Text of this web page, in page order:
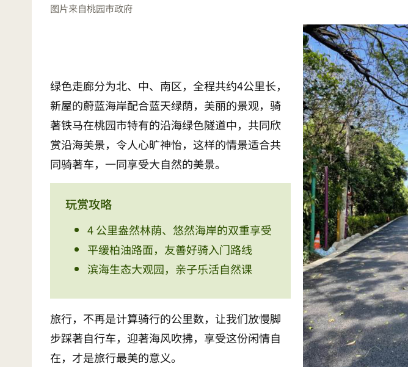
图片来自桃园市政府
绿色走廊分为北、中、南区，全程共约4公里长，
新屋的蔚蓝海岸配合蓝天绿荫，美丽的景观，骑
著铁马在桃园市特有的沿海绿色隧道中，共同欣
赏沿海美景，令人心旷神怡，这样的情景适合共
同骑著车，一同享受大自然的美景。
玩赏攻略
4 公里盎然林荫、悠然海岸的双重享受
平缓柏油路面，友善好骑入门路线
滨海生态大观园，亲子乐活自然课
旅行，不再是计算骑行的公里数，让我们放慢脚
步踩著自行车，迎著海风吹拂，享受这份闲情自
在，才是旅行最美的意义。